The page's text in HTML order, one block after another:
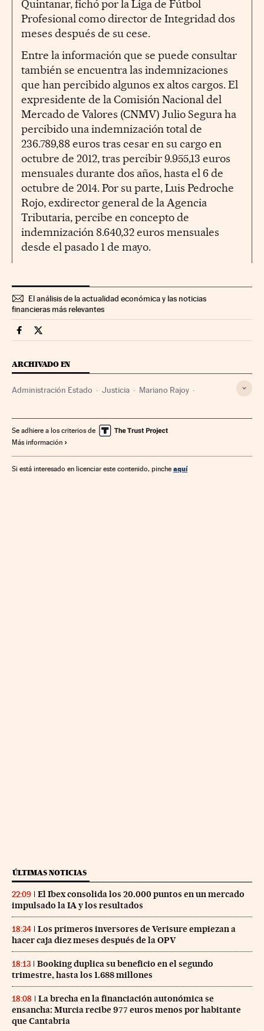
Quintanar, fichó por la Liga de Fútbol
Profesional como director de Integridad dos
meses después de su cese.
Entre la información que se puede consultar
también se encuentra las indemnizaciones
que han percibido algunos ex altos cargos. El
expresidente de la Comisión Nacional del
Mercado de Valores (CNMV) Julio Segura ha
percibido una indemnización total de
236.789,88 euros tras cesar en su cargo en
octubre de 2012, tras percibir 9.955,13 euros
mensuales durante dos años, hasta el 6 de
octubre de 2014. Por su parte, Luis Pedroche
Rojo, exdirector general de la Agencia
Tributaria, percibe en concepto de
indemnización 8.640,32 euros mensuales
desde el pasado 1 de mayo.
El análisis de la actualidad económica y las noticias
financieras más relevantes
Economia Cinco Días en Facebook
Economia Cinco Días en Twitter
ARCHIVADO EN
Administración Estado Justicia Mariano Rajoy
Salarios políticos Presidencia Gobierno
Legislación española
Transparencia institucional Sector público
Se adhiere a los criterios de
Más información
Si está interesado en licenciar este contenido, pinche aquí
ÚLTIMAS NOTICIAS
22:09
El Ibex consolida los 20.000 puntos en un mercado
impulsado la IA y los resultados
18:34
Los primeros inversores de Verisure empiezan a
hacer caja diez meses después de la OPV
18:13
Booking duplica su beneficio en el segundo
trimestre, hasta los 1.688 millones
18:08
La brecha en la financiación autonómica se
ensancha: Murcia recibe 977 euros menos por habitante
que Cantabria